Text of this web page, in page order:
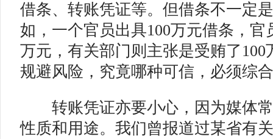
借条、转账凭证等。但借条不一定
如，一个官员出具100万元借条，官
万元，有关部门则主张是受贿了
规避风险，究竟哪种可信，必须综
转账凭证亦要小心，因为媒体常
性质和用途。我们曾报道过某省有